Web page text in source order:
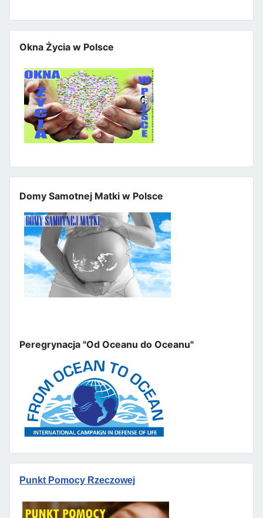
Okna Życia w Polsce
Domy Samotnej Matki w Polsce
Peregrynacja "Od Oceanu do Oceanu"
Punkt Pomocy Rzeczowej